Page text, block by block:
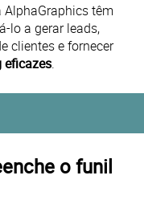
têm
lo a gerar leads,
clientes e fornecer
eficazes.
o funil